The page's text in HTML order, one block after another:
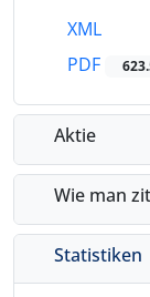
XML
PDF
Aktie
Wie man
Statistiken